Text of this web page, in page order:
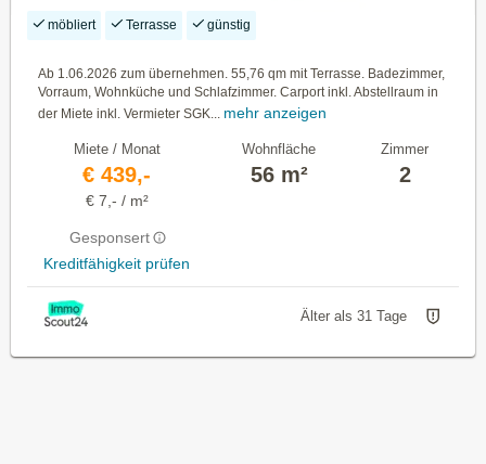
möbliert Terrasse günstig
Ab 1.06.2026 zum übernehmen. 55,76 qm mit Terrasse. Badezimmer,
Vorraum, Wohnküche und Schlafzimmer. Carport inkl. Abstellraum in
der Miete inkl. Vermieter SGK...
mehr anzeigen
Miete / Monat
€ 439,-
€ 7,- / m²
Gesponsert
Kreditfähigkeit prüfen
Wohnfläche
56 m²
Zimmer
2
Älter als 31 Tage